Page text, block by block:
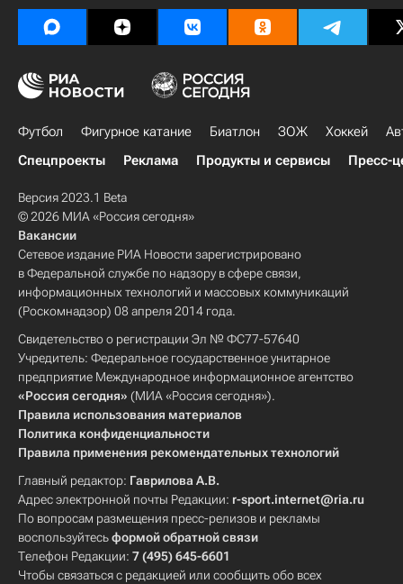
Футбол Фигурное катание Биатлон ЗОЖ Хоккей
Спецпроекты
Реклама Продукты и сервисы Пресс-
Версия 2023.1 Beta
© 2026 МИА «Россия сегодня»
Вакансии
Сетевое издание РИА Новости зарегистрировано
в Федеральной службе по надзору в сфере связи,
информационных технологий и массовых коммуникаций
(Роскомнадзор) 08 апреля 2014 года.
Свидетельство о регистрации Эл № ФС77-57640
Учредитель: Федеральное государственное унитарное
предприятие Международное информационное агентство
«Россия сегодня» (МИА «Россия сегодня»).
Правила использования материалов
Политика конфиденциальности
Правила применения рекомендательных технологий
Главный редактор: Гаврилова А.В.
Адрес электронной почты Редакции: r-sport.internet@ria.ru
По вопросам размещения пресс-релизов и рекламы
воспользуйтесьформой обратной связи
Телефон Редакции: 7 (495) 645-6601
Чтобы связаться с редакцией или сообщить обо всех